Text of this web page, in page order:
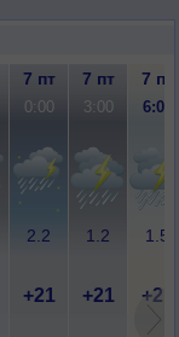
7 пт 7 пт 7 пт
0:00 3:00 6:00
2.2 1.2 1.5
+21 +21 +21